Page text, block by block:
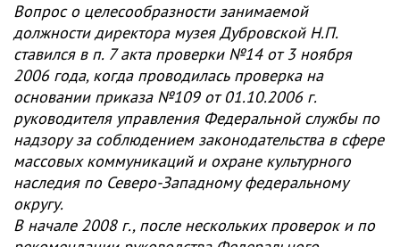
Вопрос о целесообразности занимаемой
должности директора музея Дубровской Н.П.
ставился в п. 7 акта проверки №14 от 3 ноября
2006 года, когда проводилась проверка на
основании приказа №109 от 01.10.2006 г.
руководителя управления Федеральной службы по
надзору за соблюдением законодательства в сфере
массовых коммуникаций и охране культурного
наследия по Северо-Западному федеральному
округу.
В начале 2008 г., после нескольких проверок и по